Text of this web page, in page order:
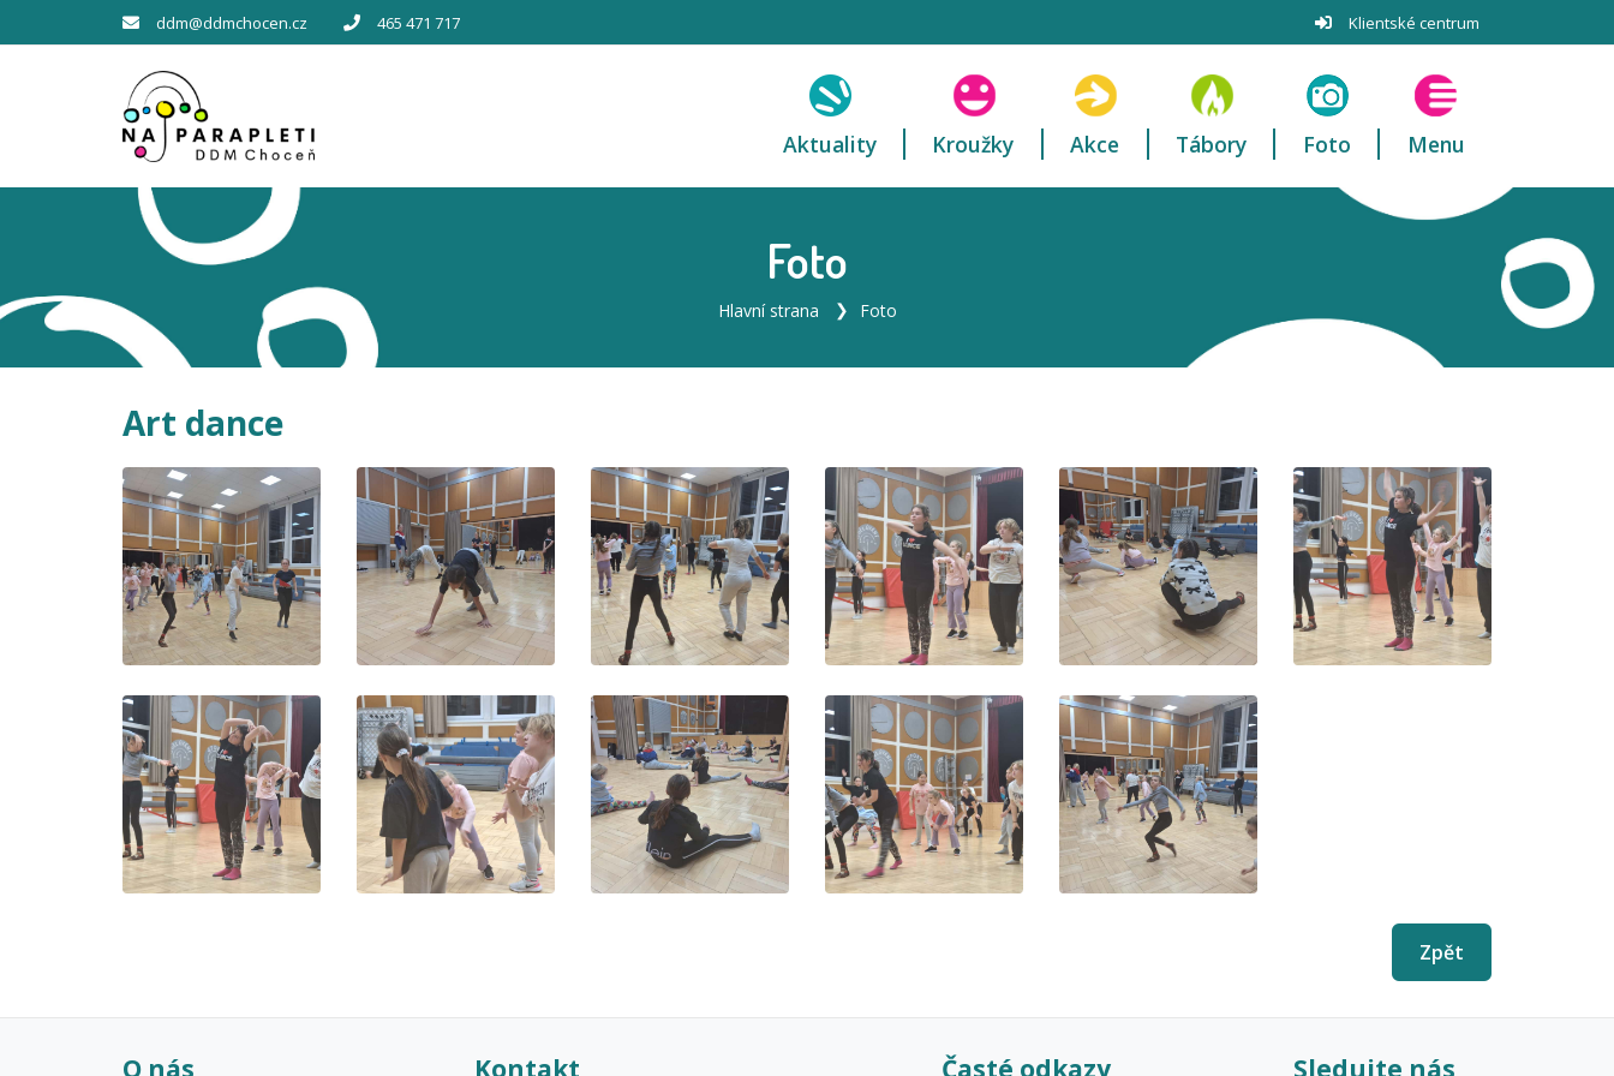
ddm@ddmchocen.cz 465 471 717 Klientské centrum
Aktuality Kroužky Akce Tábory Foto Menu
Foto
Hlavní strana Foto
Art dance
Zpět
O nás Kontakt Časté odkazy Sledujte nás